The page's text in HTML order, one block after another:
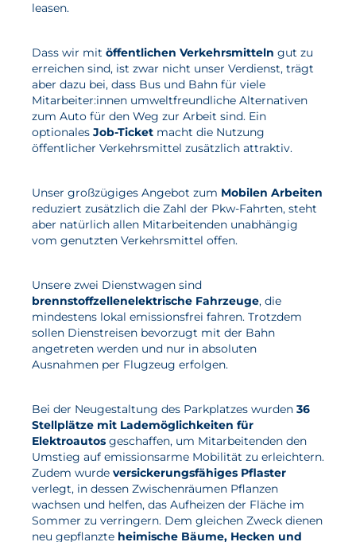
leasen.
Dass wir mit öffentlichen Verkehrsmitteln gut zu
erreichen sind, ist zwar nicht unser Verdienst, trägt
aber dazu bei, dass Bus und Bahn für viele
Mitarbeiter:innen umweltfreundliche Alternativen
zum Auto für den Weg zur Arbeit sind. Ein
optionales Job-Ticket macht die Nutzung
öffentlicher Verkehrsmittel zusätzlich attraktiv.
Unser großzügiges Angebot zum Mobilen Arbeiten
reduziert zusätzlich die Zahl der Pkw-Fahrten, steht
aber natürlich allen Mitarbeitenden unabhängig
vom genutzten Verkehrsmittel offen.
Unsere zwei Dienstwagen sind
brennstoffzellenelektrische Fahrzeuge, die
mindestens lokal emissionsfrei fahren. Trotzdem
sollen Dienstreisen bevorzugt mit der Bahn
angetreten werden und nur in absoluten
Ausnahmen per Flugzeug erfolgen.
Bei der Neugestaltung des Parkplatzes wurden 36
Stellplätze mit Lademöglichkeiten für
Elektroautos geschaffen, um Mitarbeitenden den
Umstieg auf emissionsarme Mobilität zu erleichtern.
Zudem wurde versickerungsfähiges Pflaster
verlegt, in dessen Zwischenräumen Pflanzen
wachsen und helfen, das Aufheizen der Fläche im
Sommer zu verringern. Dem gleichen Zweck dienen
neu gepflanzte heimische Bäume, Hecken und